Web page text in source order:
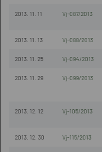
2013. 11. 11 Vj-087/2013
2013. 11. 13 Vj-088/2013
2013. 11. 25 Vj-094/2013
2013. 11. 29 Vj-099/2013
2013. 12. 12 Vj-105/2013
2013. 12. 30 Vj-115/2013